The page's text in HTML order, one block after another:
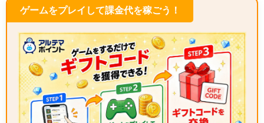
ゲームをプレイして課金代を稼ごう！